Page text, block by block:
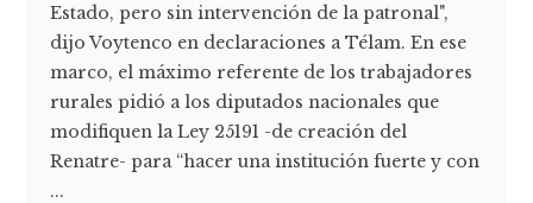
Estado, pero sin intervención de la patronal",
dijo Voytenco en declaraciones a Télam. En ese
marco, el máximo referente de los trabajadores
rurales pidió a los diputados nacionales que
modifiquen la Ley 25191 -de creación del
Renatre- para “hacer una institución fuerte y con
...